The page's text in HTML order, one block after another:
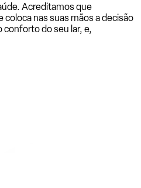
Acreditamos que
nas suas mãos a decisão
conforto do seu lar, e,